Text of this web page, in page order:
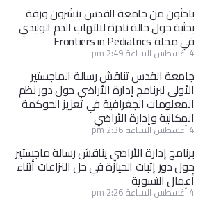
باحثون من جامعة القدس ينشرون ورقة
بحثية حول حالة نادرة لالتهاب الدم الوليدي
في مجلة Frontiers in Pediatrics
4 أغسطس الساعة 2:49 pm
جامعة القدس تناقش رسالة الماجستير
الأولى لبرنامج إدارة الأراضي حول دور نظم
المعلومات الجغرافية في تعزيز الحوكمة
المكانية وإدارة الأراضي
4 أغسطس الساعة 2:36 pm
برنامج إدارة الأراضي يناقش رسالة ماجستير
حول دور إثبات الحيازة في حل النزاعات أثناء
أعمال التسوية
4 أغسطس الساعة 2:26 pm